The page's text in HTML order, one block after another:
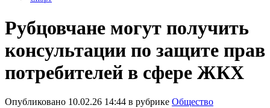
Рубцовчане могут получить
консультации по защите прав
потребителей в сфере ЖКХ
Опубликовано 10.02.26 14:44 в рубрике Общество